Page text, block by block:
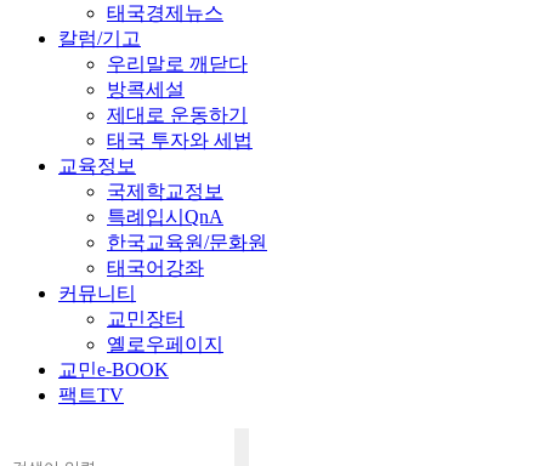
태국경제뉴스
칼럼/기고
우리말로 깨닫다
방콕세설
제대로 운동하기
태국 투자와 세법
교육정보
국제학교정보
특례입시QnA
한국교육원/문화원
태국어강좌
커뮤니티
교민장터
옐로우페이지
교민e-BOOK
팩트TV